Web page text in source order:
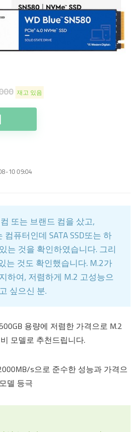
재고 있음
10 09:04
또는 브랜드 컴을 샀고,
퓨터인데 SATA SSD또는 하
는 것을 확인하였습니다. 그리
는 것도 확인했습니다. M.2가
하여, 저렴하게 M.2 고성능으
싶으신 분.
용량에 저렴한 가격으로 M.2
모델로 추천드립니다.
s으로 준수한 성능과 가격으
델 등극